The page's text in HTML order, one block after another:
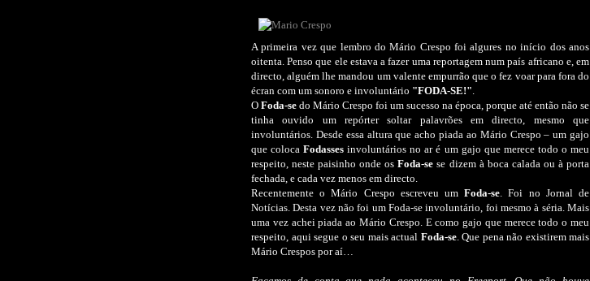
A primeira vez que lembro do Mário Crespo foi algures no início dos anos
oitenta. Penso que ele estava a fazer uma reportagem num país africano e, em
directo, alguém lhe mandou um valente empurrão que o fez voar para fora do
écran com um sonoro e involuntário "FODA-SE!".
O Foda-se do Mário Crespo foi um sucesso na época, porque até então não se
tinha ouvido um repórter soltar palavrões em directo, mesmo que
involuntários. Desde essa altura que acho piada ao Mário Crespo – um gajo
que colocaFodasses involuntários no ar é um gajo que merece todo o meu
respeito, neste paisinho onde osFoda-se se dizem à boca calada ou à porta
fechada, e cada vez menos em directo.
Recentemente o Mário Crespo escreveu umFoda-se. Foi no Jornal de
Notícias. Desta vez não foi um Foda-se involuntário, foi mesmo à séria. Mais
uma vez achei piada ao Mário Crespo. E como gajo que merece todo o meu
respeito, aqui segue o seu mais actual Foda-se. Que pena não existirem mais
Mário Crespos por aí…